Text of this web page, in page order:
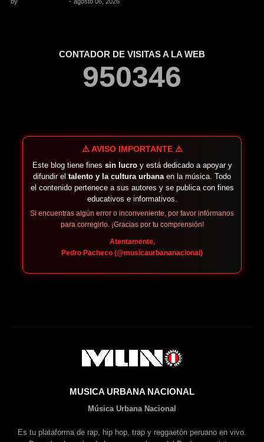
CONTADOR DE VISITAS A LA WEB
950346
⚠️ AVISO IMPORTANTE ⚠️
Este blog tiene fines sin lucroy está dedicado a apoyar y
difundir el talento y la cultura urbanaen la música. Todo
el contenido pertenece a sus autores y se publica con fines
educativos e informativos.
Si encuentras algún error o inconveniente, por favor infórmanos
para corregirlo. ¡Gracias por tu comprensión!
Atentamente,
Pedro Pacheco (@musicaurbananacional)
MUSICA URBANA NACIONAL
Música Urbana Nacional
Es tu plataforma de rap, hip hop, trap y reggaetón peruano en vivo.